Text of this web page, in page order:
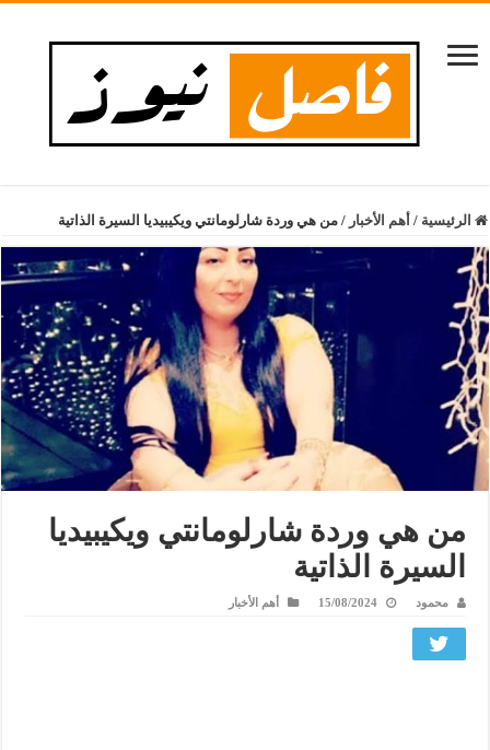
الرئيسية / أهم الأخبار / من هي وردة شارلومانتي ويكيبيديا السيرة الذاتية
من هي وردة شارلومانتي ويكيبيديا
السيرة الذاتية
محمود 15/08/2024 أهم الأخبار